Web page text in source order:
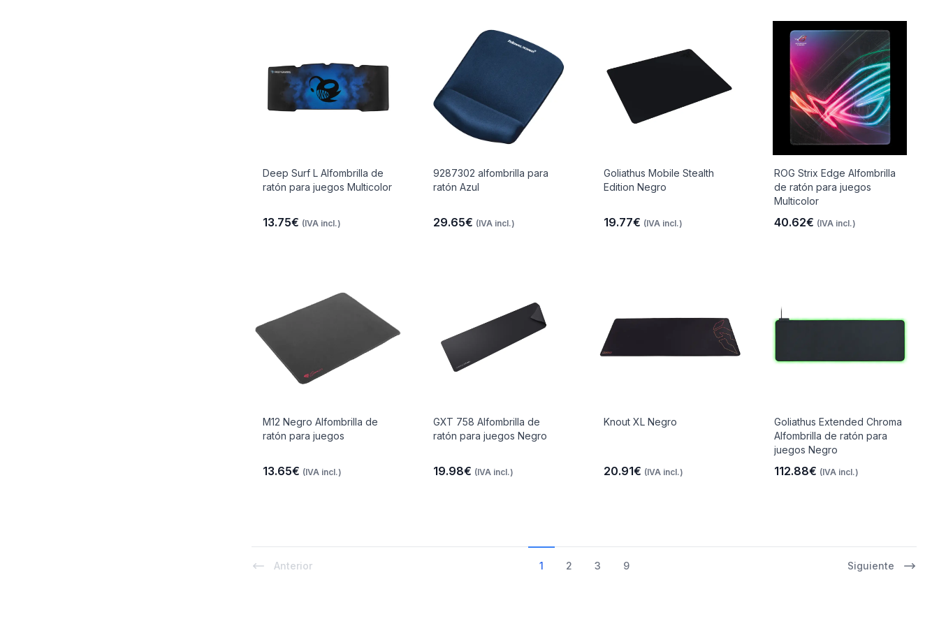
Deep Surf L Alfombrilla de
ratón para juegos Multicolor
13.75€ (IVA incl.)
9287302 alfombrilla para
ratón Azul
29.65€ (IVA incl.)
Goliathus Mobile Stealth
Edition Negro
19.77€ (IVA incl.)
ROG Strix Edge Alfombrilla
de ratón para juegos
Multicolor
40.62€ (IVA incl.)
M12 Negro Alfombrilla de
ratón para juegos
13.65€ (IVA incl.)
GXT 758 Alfombrilla de
ratón para juegos Negro
19.98€ (IVA incl.)
Knout XL Negro
20.91€ (IVA incl.)
Goliathus Extended Chroma
Alfombrilla de ratón para
juegos Negro
112.88€ (IVA incl.)
Anterior 1 2 3 9 Siguiente